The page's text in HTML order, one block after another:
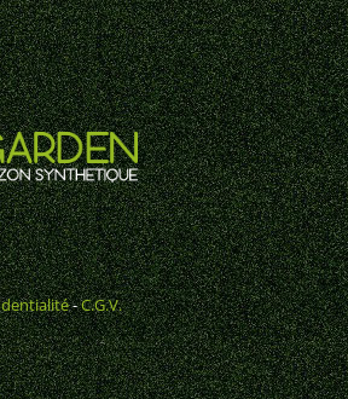
-C.G.V.